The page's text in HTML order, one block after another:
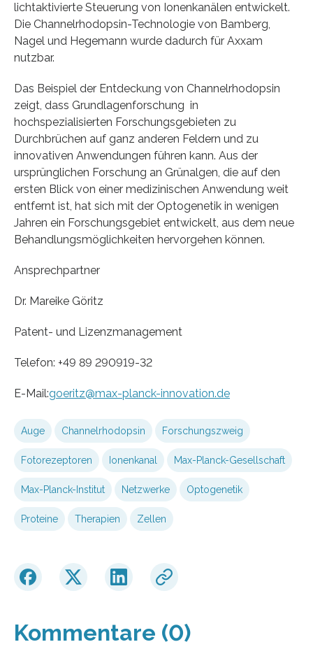
lichtaktivierte Steuerung von Ionenkanälen entwickelt.
Die Channelrhodopsin-Technologie von Bamberg,
Nagel und Hegemann wurde dadurch für Axxam
nutzbar.
Das Beispiel der Entdeckung von Channelrhodopsin
zeigt, dass Grundlagenforschung in
hochspezialisierten Forschungsgebieten zu
Durchbrüchen auf ganz anderen Feldern und zu
innovativen Anwendungen führen kann. Aus der
ursprünglichen Forschung an Grünalgen, die auf den
ersten Blick von einer medizinischen Anwendung weit
entfernt ist, hat sich mit der Optogenetik in wenigen
Jahren ein Forschungsgebiet entwickelt, aus dem neue
Behandlungsmöglichkeiten hervorgehen können.
Ansprechpartner
Dr. Mareike Göritz
Patent- und Lizenzmanagement
Telefon: +49 89 290919-32
E-Mail:goeritz@max-planck-innovation.de
Auge Channelrhodopsin Forschungszweig
Fotorezeptoren Ionenkanal Max-Planck-Gesellschaft
Max-Planck-Institut Netzwerke Optogenetik
Proteine Therapien Zellen
Kommentare (0)